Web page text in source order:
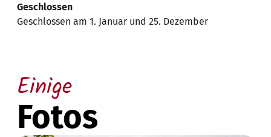
Geschlossen
Geschlossen am 1. Januar und 25. Dezember
Einige
Fotos